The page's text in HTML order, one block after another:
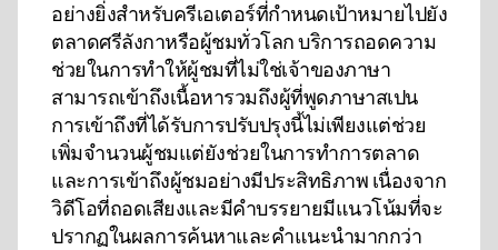
อย่างยิ่งสําหรับครีเอเตอร์ที่กําหนดเป้าหมายไปยัง
ตลาดศรีลังกาหรือผู้ชมทั่วโลก บริการถอดความ
ช่วยในการทําให้ผู้ชมที่ไม่ใช่เจ้าของภาษา
สามารถเข้าถึงเนื้อหารวมถึงผู้ที่พูดภาษาสเปน
การเข้าถึงที่ได้รับการปรับปรุงนี้ไม่เพียงแต่ช่วย
เพิ่มจํานวนผู้ชมแต่ยังช่วยในการทําการตลาด
และการเข้าถึงผู้ชมอย่างมีประสิทธิภาพ เนื่องจาก
วิดีโอที่ถอดเสียงและมีคําบรรยายมีแนวโน้มที่จะ
ปรากฏในผลการค้นหาและคําแนะนํามากกว่า